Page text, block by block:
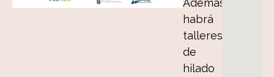
habrá
talleres
de
hilado